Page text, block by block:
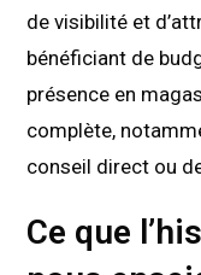
de visibilité et
bénéficiant de
présence en
complète,
conseil direct ou
Ce que